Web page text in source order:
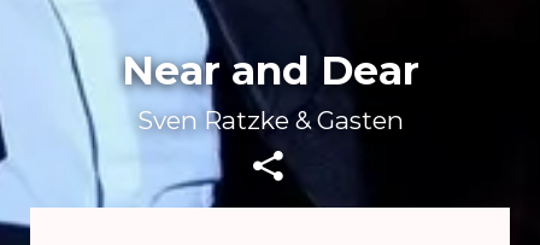
Near and Dear
Sven Ratzke & Gasten